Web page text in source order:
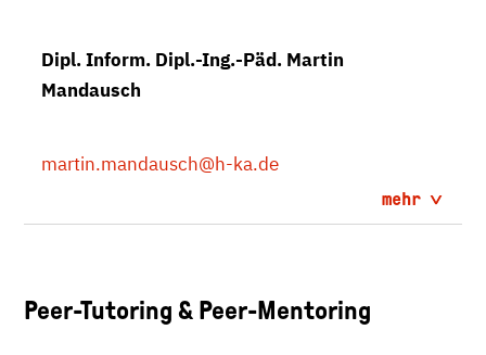
Dipl. Inform. Dipl.-Ing.-Päd. Martin
Mandausch
martin.mandausch@h-ka.de
mehr
Peer-Tutoring & Peer-Mentoring